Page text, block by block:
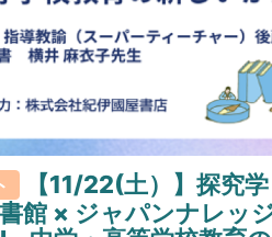
【11/22(土）】探究学
館 × ジャパンナレッ